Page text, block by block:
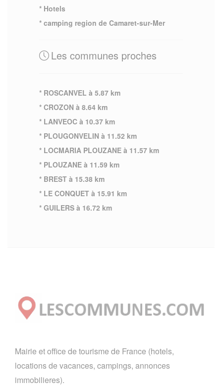
* Hotels
* camping region de Camaret-sur-Mer
Les communes proches
* ROSCANVEL à 5.87 km
* CROZON à 8.64 km
* LANVEOC à 10.37 km
* PLOUGONVELIN à 11.52 km
* LOCMARIA PLOUZANE à 11.57 km
* PLOUZANE à 11.59 km
* BREST à 15.38 km
* LE CONQUET à 15.91 km
* GUILERS à 16.72 km
Mairie et office de tourisme de France (hotels,
locations de vacances, campings, annonces
immobilieres).